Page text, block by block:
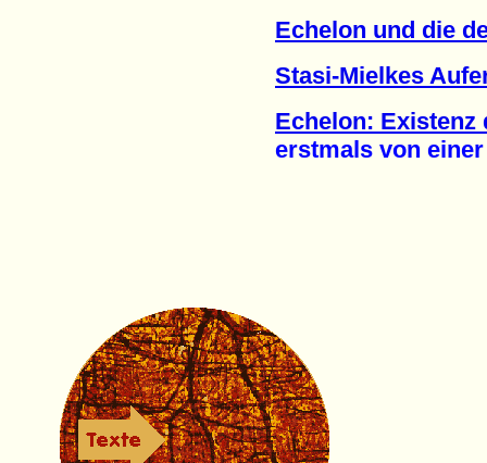
Echelon und die
Stasi-Mielkes
Echelon: Existenz
erstmals von einer